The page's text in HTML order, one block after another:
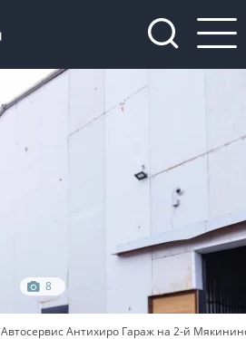
8
Автосервис Антихиро Гараж на 2-й